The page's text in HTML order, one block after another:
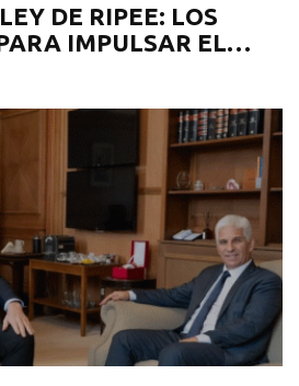
DE RIPEE: LOS
IMPULSAR EL
EN LA